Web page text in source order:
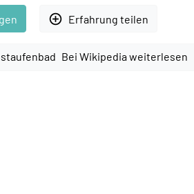
add_circle_outline Erfahrung teilen
Bei Wikipedia weiterlesen